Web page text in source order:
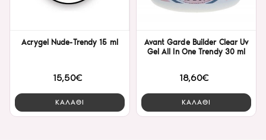
Acrygel Nude-Trendy 15 ml
15,50€
ΚΑΛΑΘΙ
Avant Garde Builder Clear Uv
Gel All In One Trendy 30 ml
18,60€
ΚΑΛΑΘΙ